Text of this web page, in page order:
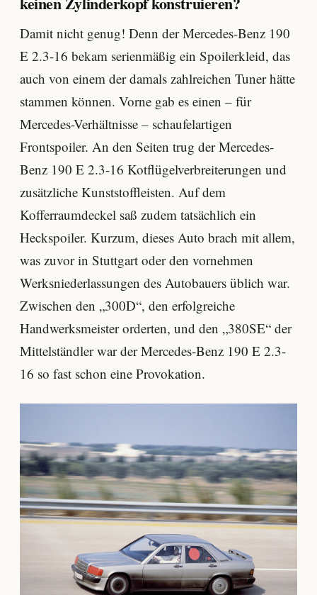
Damit nicht genug! Denn der Mercedes-Benz 190
E 2.3-16 bekam serienmäßig ein Spoilerkleid, das
auch von einem der damals zahlreichen Tuner hätte
stammen können. Vorne gab es einen – für
Mercedes-Verhältnisse – schaufelartigen
Frontspoiler. An den Seiten trug der Mercedes-
Benz 190 E 2.3-16 Kotflügelverbreiterungen und
zusätzliche Kunststoffleisten. Auf dem
Kofferraumdeckel saß zudem tatsächlich ein
Heckspoiler. Kurzum, dieses Auto brach mit allem,
was zuvor in Stuttgart oder den vornehmen
Werksniederlassungen des Autobauers üblich war.
Zwischen den „300D“, den erfolgreiche
Handwerksmeister orderten, und den „380SE“ der
Mittelständler war der Mercedes-Benz 190 E 2.3-
16 so fast schon eine Provokation.